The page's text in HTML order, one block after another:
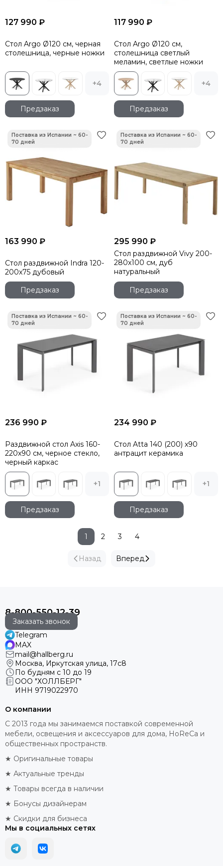
127 990 ₽
Стол Argo Ø120 см, черная
столешница, черные ножки
+4
Предзаказ
117 990 ₽
Стол Argo Ø120 см,
столешница светлый
меламин, светлые ножки
+4
Предзаказ
163 990 ₽
Стол раздвижной Indra 120-
200x75 дубовый
Предзаказ
295 990 ₽
Стол раздвижной Vivy 200-
280x100 см, дуб
натуральный
Предзаказ
236 990 ₽
Раздвижной стол Axis 160-
220x90 см, черное стекло,
черный каркас
+1
Предзаказ
234 990 ₽
Стол Atta 140 (200) x90
антрацит керамика
+1
Предзаказ
Назад
1 2 3 4
Вперед
8-800-550-12-39
Заказать звонок
Telegram
MAX
mail@hallberg.ru
Москва, Иркутская улица, 17с8
По будням с 10 до 19
ООО "ХОЛЛБЕРГ"
ИНН 9719022970
О компании
С 2013 года мы занимаемся поставкой современной
мебели, освещения и аксессуаров для дома, HoReCa и
общественных пространств.
★ Оригинальные товары
★ Актуальные тренды
★ Товары всегда в наличии
★ Бонусы дизайнерам
★ Скидки для бизнеса
Мы в социальных сетях